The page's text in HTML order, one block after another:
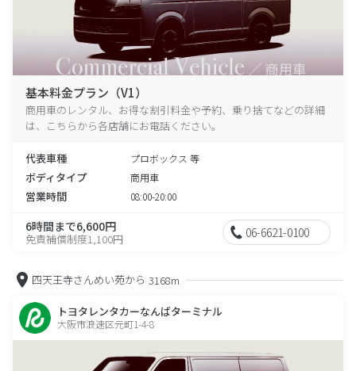
基本料金プラン（V1）
商用車のレンタル、お得な割引料金や予約、乗り捨てなどの詳細
は、こちらから各店舗にお電話ください。
代表車種 プロボックス 等
ボディタイプ 商用車
営業時間 08:00-20:00
6時間まで6,600円
免責補償制度1,100円 06-6621-0100
四天王寺さんめい苑から 3168m
トヨタレンタカーなんばターミナル
大阪市浪速区元町1-4-8